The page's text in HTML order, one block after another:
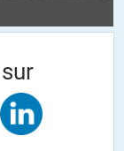
dans ce
c’est faire
les